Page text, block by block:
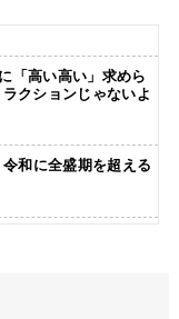
「高い高い」求めら
クションじゃないよ
和に全盛期を超える